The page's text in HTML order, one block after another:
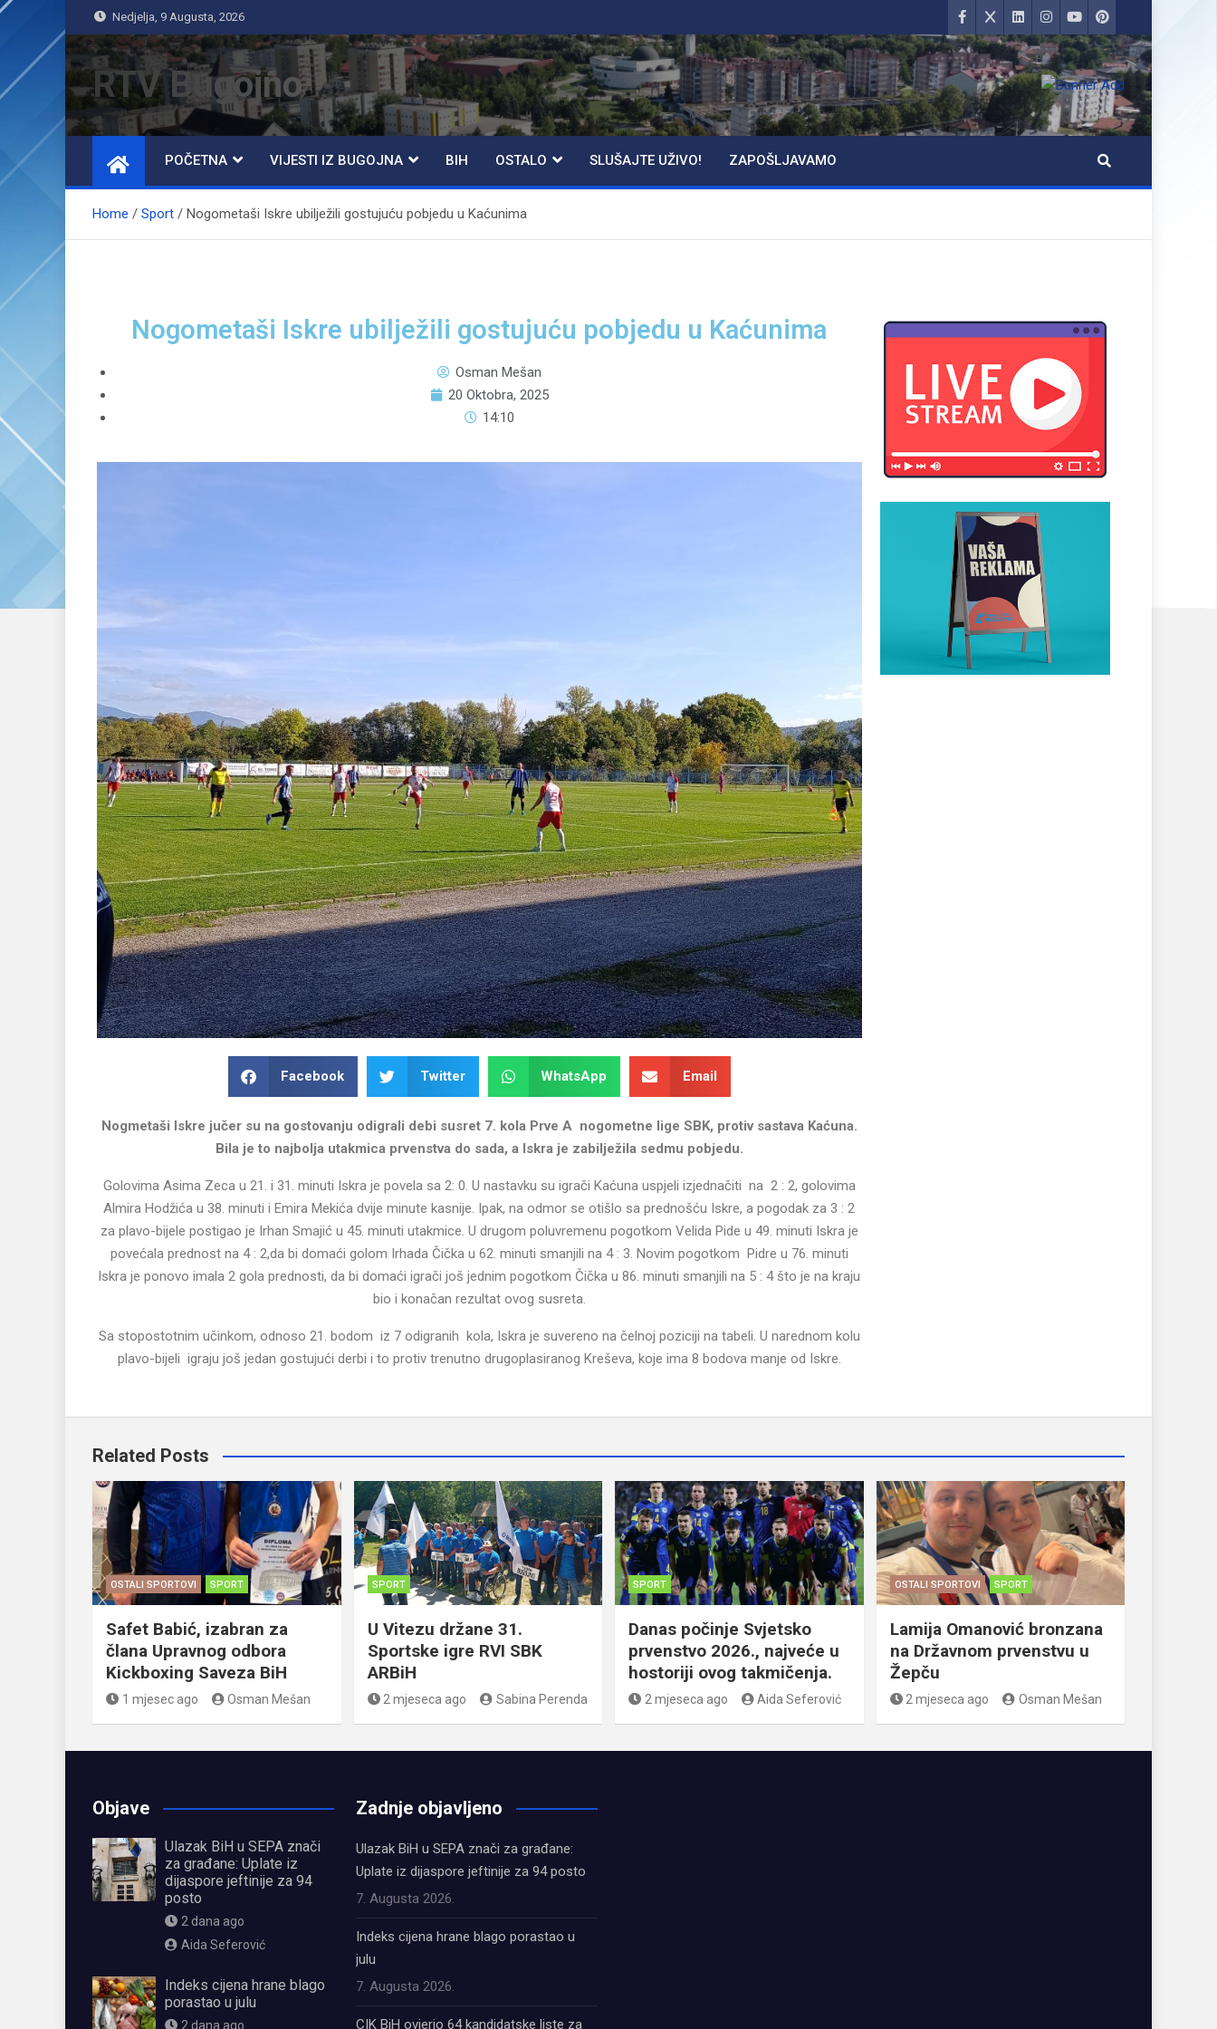
Nedjelja, 9 Augusta, 2026
RTV Bugojno
POČETNA VIJESTI IZ BUGOJNA BIH OSTALO SLUŠAJTE UŽIVO! ZAPOŠLJAVAMO
Home Sport Nogometaši Iskre ubilježili gostujuću pobjedu u Kaćunima
Nogometaši Iskre ubilježili gostujuću pobjedu u Kaćunima
Osman Mešan
20 Oktobra, 2025
14:10
Facebook Twitter WhatsApp Email
Nogmetaši Iskre jučer su na gostovanju odigrali debi susret 7. kola Prve A nogometne lige SBK, protiv sastava Kaćuna.
Bila je to najbolja utakmica prvenstva do sada, a Iskra je zabilježila sedmu pobjedu.
Golovima Asima Zeca u 21. i 31. minuti Iskra je povela sa 2: 0. U nastavku su igrači Kaćuna uspjeli izjednačiti na 2 : 2, golovima
Almira Hodžića u 38. minuti i Emira Mekića dvije minute kasnije. Ipak, na odmor se otišlo sa prednošću Iskre, a pogodak za 3 : 2
za plavo-bijele postigao je Irhan Smajić u 45. minuti utakmice. U drugom poluvremenu pogotkom Velida Pide u 49. minuti Iskra je
povećala prednost na 4 : 2,da bi domaći golom Irhada Čička u 62. minuti smanjili na 4 : 3. Novim pogotkom Pidre u 76. minuti
Iskra je ponovo imala 2 gola prednosti, da bi domaći igrači još jednim pogotkom Čička u 86. minuti smanjili na 5 : 4 što je na kraju
bio i konačan rezultat ovog susreta.
Sa stopostotnim učinkom, odnoso 21. bodom iz 7 odigranih kola, Iskra je suvereno na čelnoj poziciji na tabeli. U narednom kolu
plavo-bijeli igraju još jedan gostujući derbi i to protiv trenutno drugoplasiranog Kreševa, koje ima 8 bodova manje od Iskre.
Related Posts
OSTALI SPORTOVI SPORT
Safet Babić, izabran za
člana Upravnog odbora
Kickboxing Saveza BiH
1 mjesec ago Osman Mešan
SPORT
U Vitezu držane 31.
Sportske igre RVI SBK
ARBiH
2 mjeseca ago Sabina Perenda
SPORT
Danas počinje Svjetsko
prvenstvo 2026., najveće u
hostoriji ovog takmičenja.
2 mjeseca ago Aida Seferović
OSTALI SPORTOVI SPORT
Lamija Omanović bronzana
na Državnom prvenstvu u
Žepču
2 mjeseca ago Osman Mešan
Objave
Ulazak BiH u SEPA znači
za građane: Uplate iz
dijaspore jeftinije za 94
posto
2 dana ago
Aida Seferović
Indeks cijena hrane blago
porastao u julu
2 dana ago
Zadnje objavljeno
Ulazak BiH u SEPA znači za građane:
Uplate iz dijaspore jeftinije za 94 posto
7. Augusta 2026.
Indeks cijena hrane blago porastao u
julu
7. Augusta 2026.
CIK BiH ovjerio 64 kandidatske liste za